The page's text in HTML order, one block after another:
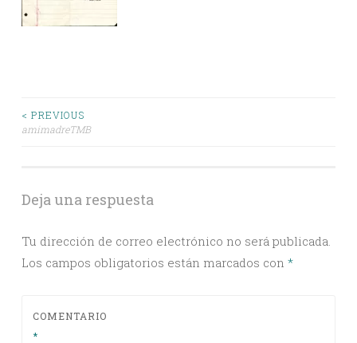
Post
< PREVIOUS
amimadreTMB
Deja una respuesta
Tu dirección de correo electrónico no será publicada.
Los campos obligatorios están marcados con *
COMENTARIO
*